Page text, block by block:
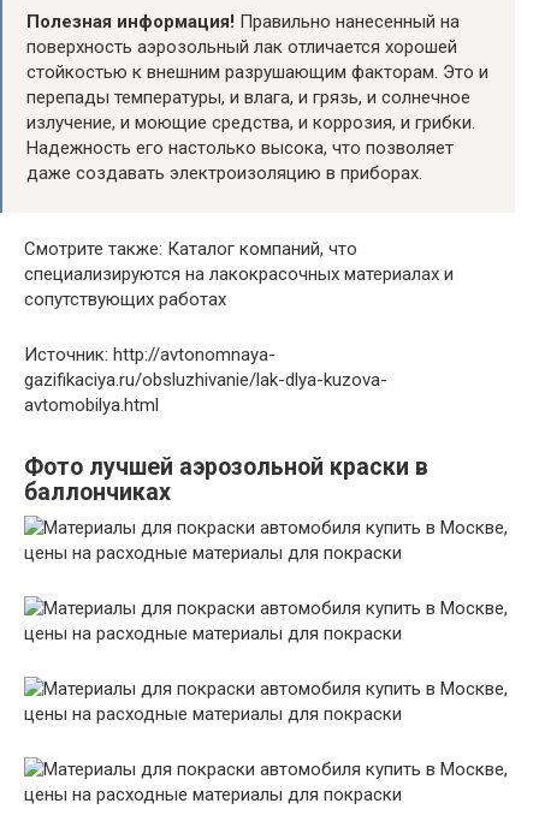
Полезная информация! Правильно нанесенный на
поверхность аэрозольный лак отличается хорошей
стойкостью к внешним разрушающим факторам. Это и
перепады температуры, и влага, и грязь, и солнечное
излучение, и моющие средства, и коррозия, и грибки.
Надежность его настолько высока, что позволяет
даже создавать электроизоляцию в приборах.
Смотрите также: Каталог компаний, что
специализируются на лакокрасочных материалах и
сопутствующих работах
Источник: http://avtonomnaya-
gazifikaciya.ru/obsluzhivanie/lak-dlya-kuzova-
avtomobilya.html
Фото лучшей аэрозольной краски в
баллончиках